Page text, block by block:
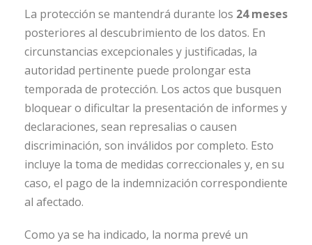
La protección se mantendrá durante los 24 meses
posteriores al descubrimiento de los datos. En
circunstancias excepcionales y justificadas, la
autoridad pertinente puede prolongar esta
temporada de protección. Los actos que busquen
bloquear o dificultar la presentación de informes y
declaraciones, sean represalias o causen
discriminación, son inválidos por completo. Esto
incluye la toma de medidas correccionales y, en su
caso, el pago de la indemnización correspondiente
al afectado.
Como ya se ha indicado, la norma prevé un